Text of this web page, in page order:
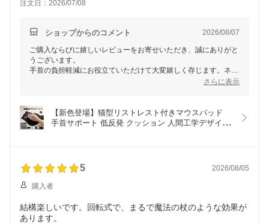
注文日：2026/07/08
ショップからのコメント 2026/08/07
ご購入ならびに嬉しいレビューをお寄せいただき、誠にありがと
うございます。
手首の負担軽減にお役立ていただけて大変嬉しく存じます。ネコ
担，也十分?幸您喜?猫咪的外???。今后也?多多?照。
さらに表示
【新色登場】猫型リストレスト付きマウスパッド
手首サポート 低反発 クッション 人間工学デザイン
5 2026/08/05
購入者
結構楽しいです。回転式で、まるで魔法の杖のような効果が
あります。